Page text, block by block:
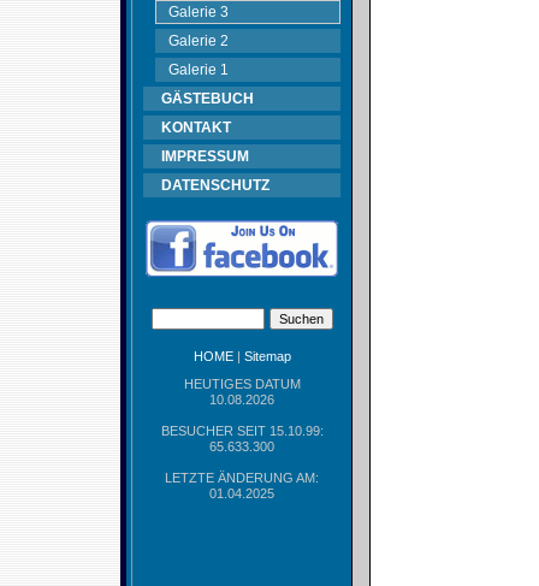
Galerie 3
Galerie 2
Galerie 1
GÄSTEBUCH
KONTAKT
IMPRESSUM
DATENSCHUTZ
HOME| Sitemap
HEUTIGES DATUM
10.08.2026
BESUCHER SEIT 15.10.99:
65.633.300
LETZTE ÄNDERUNG AM:
01.04.2025